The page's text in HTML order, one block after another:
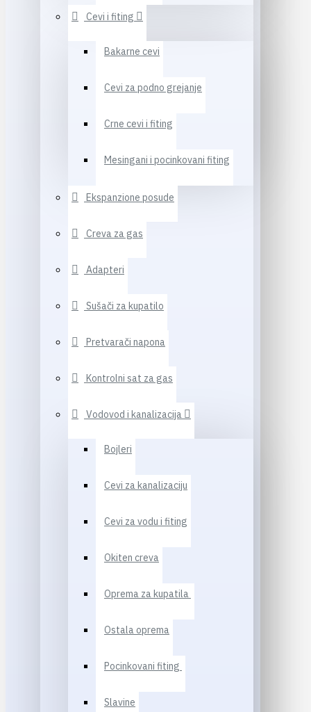
Cevi i fiting
Bakarne cevi
Cevi za podno grejanje
Crne cevi i fiting
Mesingani i pocinkovani fiting
Ekspanzione posude
Creva za gas
Adapteri
Sušači za kupatilo
Pretvarači napona
Kontrolni sat za gas
Vodovod i kanalizacija
Bojleri
Cevi za kanalizaciju
Cevi za vodu i fiting
Okiten creva
Oprema za kupatila
Ostala oprema
Pocinkovani fiting
Slavine